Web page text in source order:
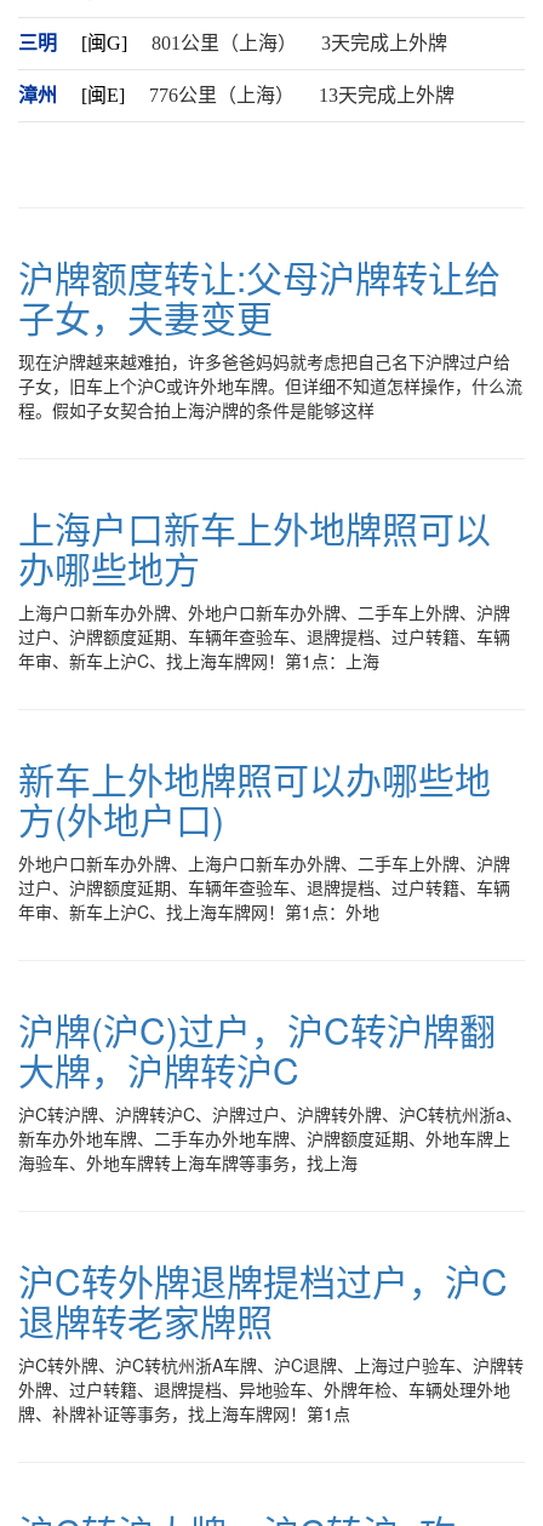
三明 [闽G] 801公里（上海） 3天完成上外牌
漳州 [闽E] 776公里（上海） 13天完成上外牌
沪牌额度转让:父母沪牌转让给
子女，夫妻变更
现在沪牌越来越难拍，许多爸爸妈妈就考虑把自己名下沪牌过户给
子女，旧车上个沪C或许外地车牌。但详细不知道怎样操作，什么流
程。假如子女契合拍上海沪牌的条件是能够这样
上海户口新车上外地牌照可以
办哪些地方
上海户口新车办外牌、外地户口新车办外牌、二手车上外牌、沪牌
过户、沪牌额度延期、车辆年查验车、退牌提档、过户转籍、车辆
年审、新车上沪C、找上海车牌网！第1点：上海
新车上外地牌照可以办哪些地
方(外地户口)
外地户口新车办外牌、上海户口新车办外牌、二手车上外牌、沪牌
过户、沪牌额度延期、车辆年查验车、退牌提档、过户转籍、车辆
年审、新车上沪C、找上海车牌网！第1点：外地
沪牌(沪C)过户，沪C转沪牌翻
大牌，沪牌转沪C
沪C转沪牌、沪牌转沪C、沪牌过户、沪牌转外牌、沪C转杭州浙a、
新车办外地车牌、二手车办外地车牌、沪牌额度延期、外地车牌上
海验车、外地车牌转上海车牌等事务，找上海
沪C转外牌退牌提档过户，沪C
退牌转老家牌照
沪C转外牌、沪C转杭州浙A车牌、沪C退牌、上海过户验车、沪牌转
外牌、过户转籍、退牌提档、异地验车、外牌年检、车辆处理外地
牌、补牌补证等事务，找上海车牌网！第1点